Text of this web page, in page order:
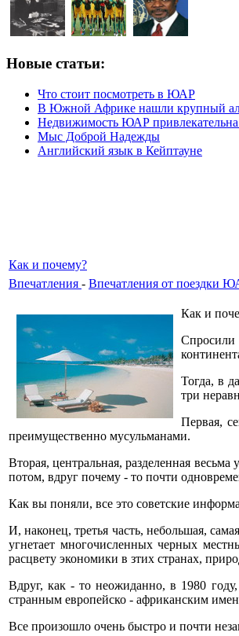
Новые статьи:
Что стоит посмотреть в ЮАР
В Южной Африке нашли крупный
Недвижимость ЮАР привлекательна
Мыс Доброй Надежды
Английский язык в Кейптауне
Как и почему?
Впечатления - Впечатления от поездки
Как и
Спросили
Тогда, в
три
Первая,
преимущественно мусульманами.
Вторая, центральная, разделенная
потом, вдруг почему - то почти
Как вы поняли, все это советские
И, наконец, третья часть, небольшая,
угнетает многочисленных черных
расцвету экономики в зтих странах,
Вдруг, как - то неожиданно, в 1980
странным европейско - африканским
Все произошло очень быстро и почти